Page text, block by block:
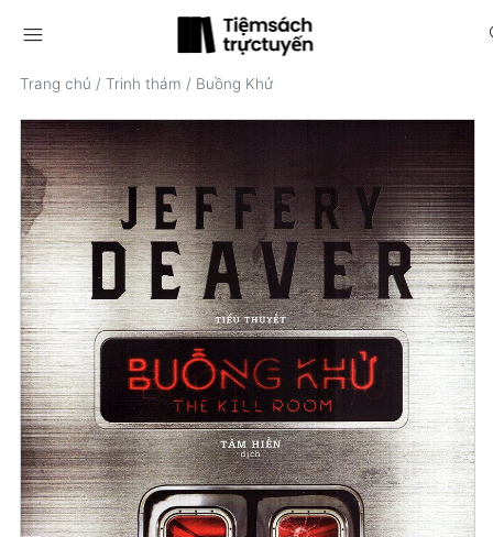
menu
Trang chủ / Trinh thám / Buồng Khử